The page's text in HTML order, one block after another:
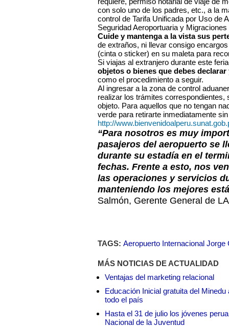
con solo uno de los padres, etc., a la
control de Tarifa Unificada por Uso de
Seguridad Aeroportuaria y
Cuide y mantenga a la vista sus
de extraños, ni llevar consigo
(cinta o sticker) en su maleta para
Si viajas al extranjero durante este
objetos o bienes que debes
como el procedimiento a seguir.
Al ingresar a la zona de control
realizar los trámites correspondientes,
objeto. Para aquellos que no tengan
verde para retirarte inmediatamente
http://
“Para nosotros es muy
pasajeros del aeropuerto se
durante su estadía en el
fechas. Frente a esto, nos
las operaciones y servicios
manteniendo los mejores
Salmón, Gerente General de
TAGS: Aeropuerto Internacional Jorge
MÁS NOTICIAS DE ACTUALIDAD
Ventajas del marketing relacional
Educación Inicial gratuita del
todo el país
Hasta el 31 de julio los jóvenes
Nacional de la Juventud